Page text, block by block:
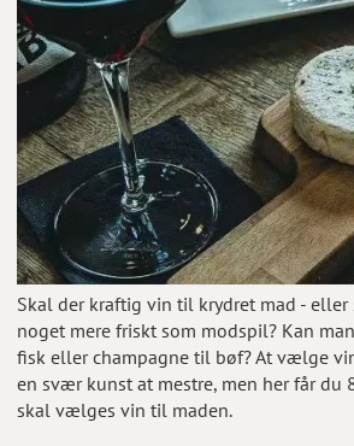
Skal der kraftig vin til krydret mad -
noget mere friskt som modspil? Kan
fisk eller champagne til bøf? At vælge
en svær kunst at mestre, men her får du
skal vælges vin til maden.